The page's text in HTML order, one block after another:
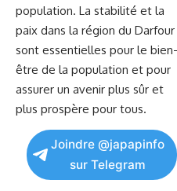
population. La stabilité et⁤ la
paix dans⁢ la région du Darfour
sont essentielles pour‍ le bien-
être de la population et pour
assurer​ un avenir plus sûr et
plus prospère ​pour tous.
Joindre @japapinfo
sur Telegram